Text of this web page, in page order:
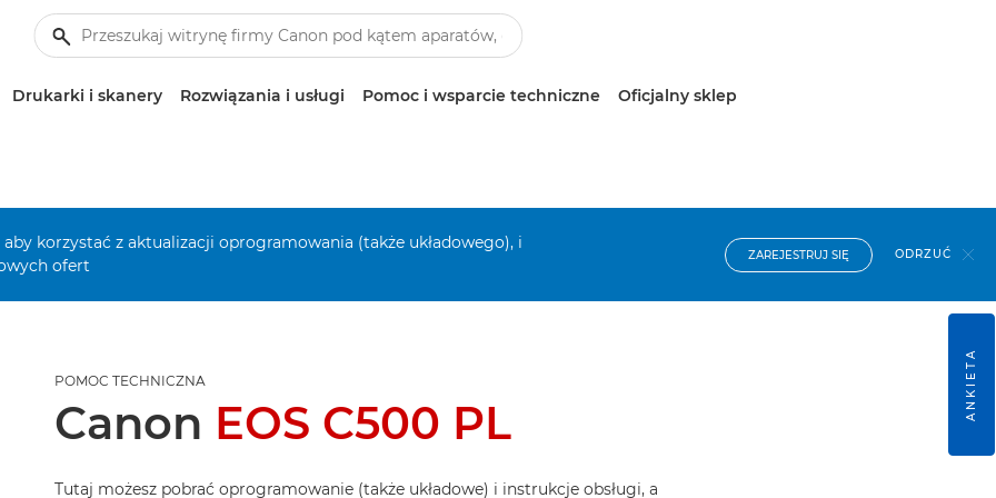
Drukarki i skanery Rozwiązania i usługi Pomoc i wsparcie techniczne Oficjalny sklep
korzystać z aktualizacji oprogramowania (także układowego), i
ofert
ZAREJESTRUJ SIĘ ODRZUĆ
POMOC TECHNICZNA
Canon EOS C500 PL
Tutaj możesz pobrać oprogramowanie (także układowe) i instrukcje obsługi, a
ANKIETA